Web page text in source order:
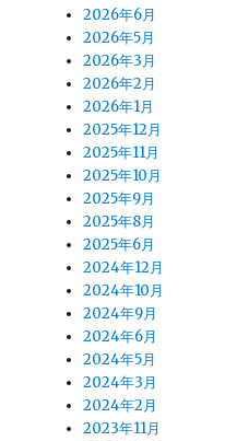
2026年6月
2026年5月
2026年3月
2026年2月
2026年1月
2025年12月
2025年11月
2025年10月
2025年9月
2025年8月
2025年6月
2024年12月
2024年10月
2024年9月
2024年6月
2024年5月
2024年3月
2024年2月
2023年11月